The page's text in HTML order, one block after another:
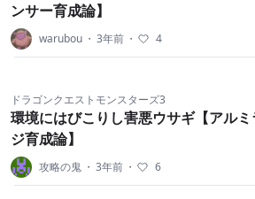
ンサー育成論】
warubou ・ 3年前 ・ 4
ドラゴンクエストモンスターズ3
環境にはびこりし害悪ウサギ【アル
ジ育成論】
攻略の鬼 ・ 3年前 ・ 6